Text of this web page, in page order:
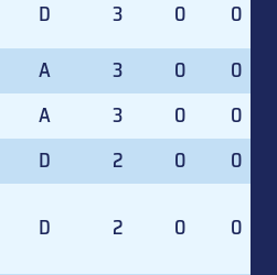
D 3 0
0
A 3 0
0
A 3 0
0
D 2 0 0
D 2 0 0